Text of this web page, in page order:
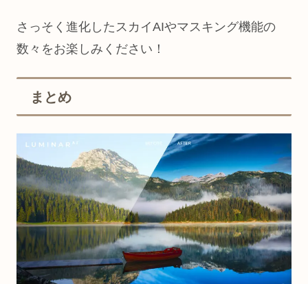
さっそく進化したスカイAIやマスキング機能の
数々をお楽しみください！
まとめ